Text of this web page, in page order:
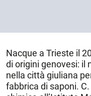
Nacque a Trieste il
di origini genovesi: il
nella città giuliana
fabbrica di saponi.